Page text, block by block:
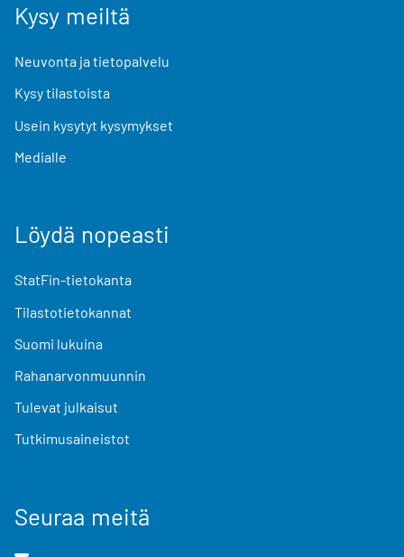
Kysy meiltä
Neuvonta ja tietopalvelu
Kysy tilastoista
Usein kysytyt kysymykset
Medialle
Löydä nopeasti
StatFin-tietokanta
Tilastotietokannat
Suomi lukuina
Rahanarvonmuunnin
Tulevat julkaisut
Tutkimusaineistot
Seuraa meitä